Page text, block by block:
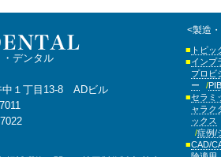
デンタル
中１丁目13-8 ADビル
<製造
トピ
インプ
プロビ
ー
セラミ
ャラク
ックス
症例/
CAD/